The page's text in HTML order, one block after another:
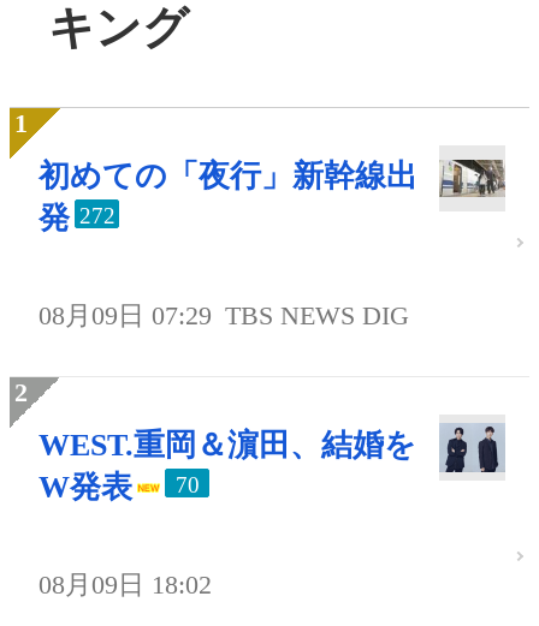
キング
初めての「夜行」新幹線出
発 272
08月09日 07:29 TBS NEWS DIG
WEST.重岡＆濵田、結婚を
W発表
70
08月09日 18:02